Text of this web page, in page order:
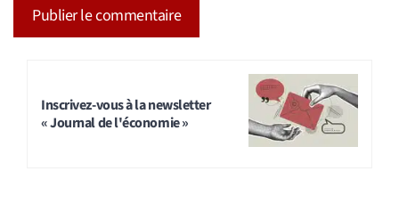
Inscrivez-vous à la newsletter
« Journal de l'économie »